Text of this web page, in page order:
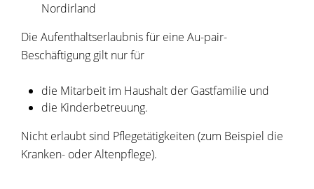
Nordirland
Die Aufenthaltserlaubnis für eine Au-pair-
Beschäftigung gilt nur für
die Mitarbeit im Haushalt der Gastfamilie und
die Kinderbetreuung.
Nicht erlaubt sind Pflegetätigkeiten (zum Beispiel die
Kranken- oder Altenpflege).